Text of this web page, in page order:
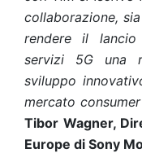
collaborazione,
rendere il
servizi 5G una
sviluppo
mercato
Tibor Wagner,
Europe di Sony